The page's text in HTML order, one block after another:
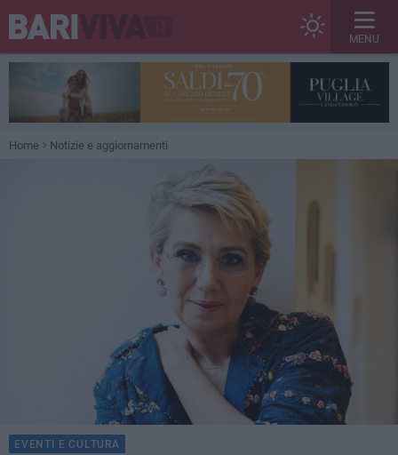
MENU
Home Notizie e aggiornamenti
EVENTI E CULTURA